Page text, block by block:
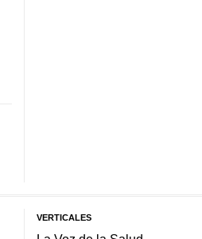
VERTICALES